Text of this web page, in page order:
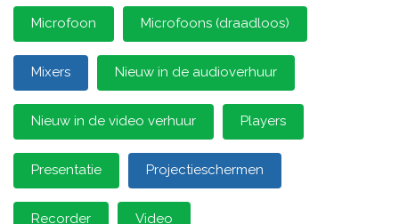
Microfoon Microfoons (draadloos)
Mixers Nieuw in de audioverhuur
Nieuw in de video verhuur Players
Presentatie Projectieschermen
Recorder Video